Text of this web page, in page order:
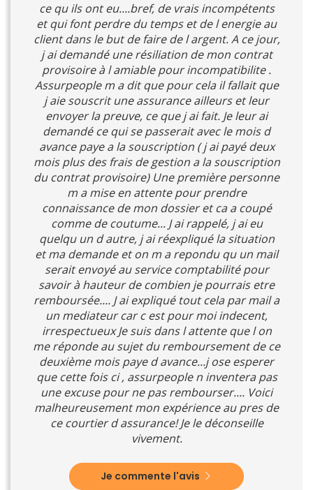
ce qu ils ont eu....bref, de vrais incompétents
et qui font perdre du temps et de l energie au
client dans le but de faire de l argent. A ce jour,
j ai demandé une résiliation de mon contrat
provisoire à l amiable pour incompatibilite .
Assurpeople m a dit que pour cela il fallait que
j aie souscrit une assurance ailleurs et leur
envoyer la preuve, ce que j ai fait. Je leur ai
demandé ce qui se passerait avec le mois d
avance paye a la souscription ( j ai payé deux
mois plus des frais de gestion a la souscription
du contrat provisoire) Une première personne
m a mise en attente pour prendre
connaissance de mon dossier et ca a coupé
comme de coutume... J ai rappelé, j ai eu
quelqu un d autre, j ai réexpliqué la situation
et ma demande et on m a repondu qu un mail
serait envoyé au service comptabilité pour
savoir à hauteur de combien je pourrais etre
remboursée.... J ai expliqué tout cela par mail a
un mediateur car c est pour moi indecent,
irrespectueux Je suis dans l attente que l on
me réponde au sujet du remboursement de ce
deuxième mois paye d avance...j ose esperer
que cette fois ci , assurpeople n inventera pas
une excuse pour ne pas rembourser.... Voici
malheureusement mon expérience au pres de
ce courtier d assurance! Je le déconseille
vivement.
Je commente l'avis